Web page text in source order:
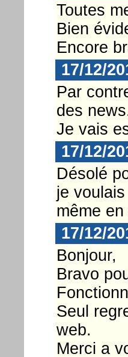
Toutes
Bien
Encore
17/12/
Par
des
Je vais
17/12/
Désolé
je
même
17/12/
Bonjour,
Bravo
Seul
web.
Merci a